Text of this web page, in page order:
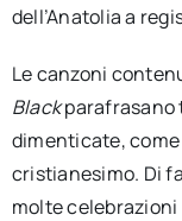
dell’Anatolia a
Le canzoni
Blackparafrasano
dimenticate, come
cristianesimo. Di
molte